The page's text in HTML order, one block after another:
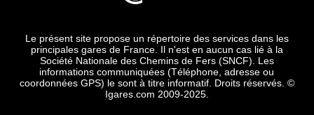
Le présent site propose un répertoire des services dans les
principales gares de France. Il n'est en aucun cas lié à la
Société Nationale des Chemins de Fers (SNCF). Les
informations communiquées (Téléphone, adresse ou
coordonnées GPS) le sont à titre informatif. Droits réservés. ©
Igares.com 2009-2025.